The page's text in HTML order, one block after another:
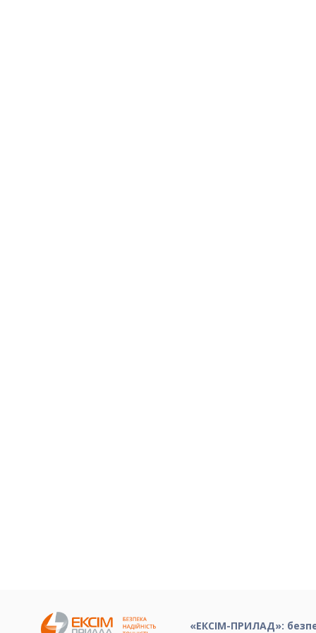
«ЕКСІМ-ПРИЛАД»: